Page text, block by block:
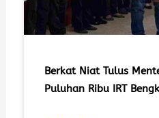
Berkat Niat Tulus
Puluhan Ribu IRT